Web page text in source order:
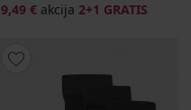
9,49 € akcija 2+1 GRATIS